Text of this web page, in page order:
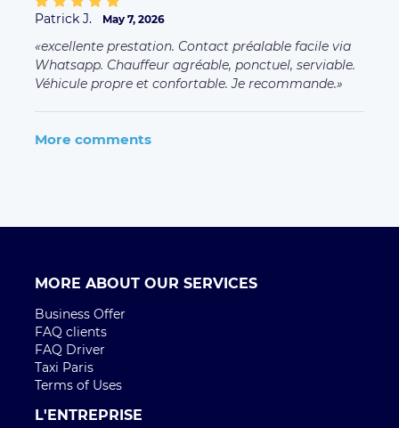
Patrick J. May 7, 2026
excellente prestation. Contact préalable facile via
Whatsapp. Chauffeur agréable, ponctuel, serviable.
Véhicule propre et confortable. Je recommande.
More comments
MORE ABOUT OUR SERVICES
Business Offer
FAQ clients
FAQ Driver
Taxi Paris
Terms of Uses
L'ENTREPRISE